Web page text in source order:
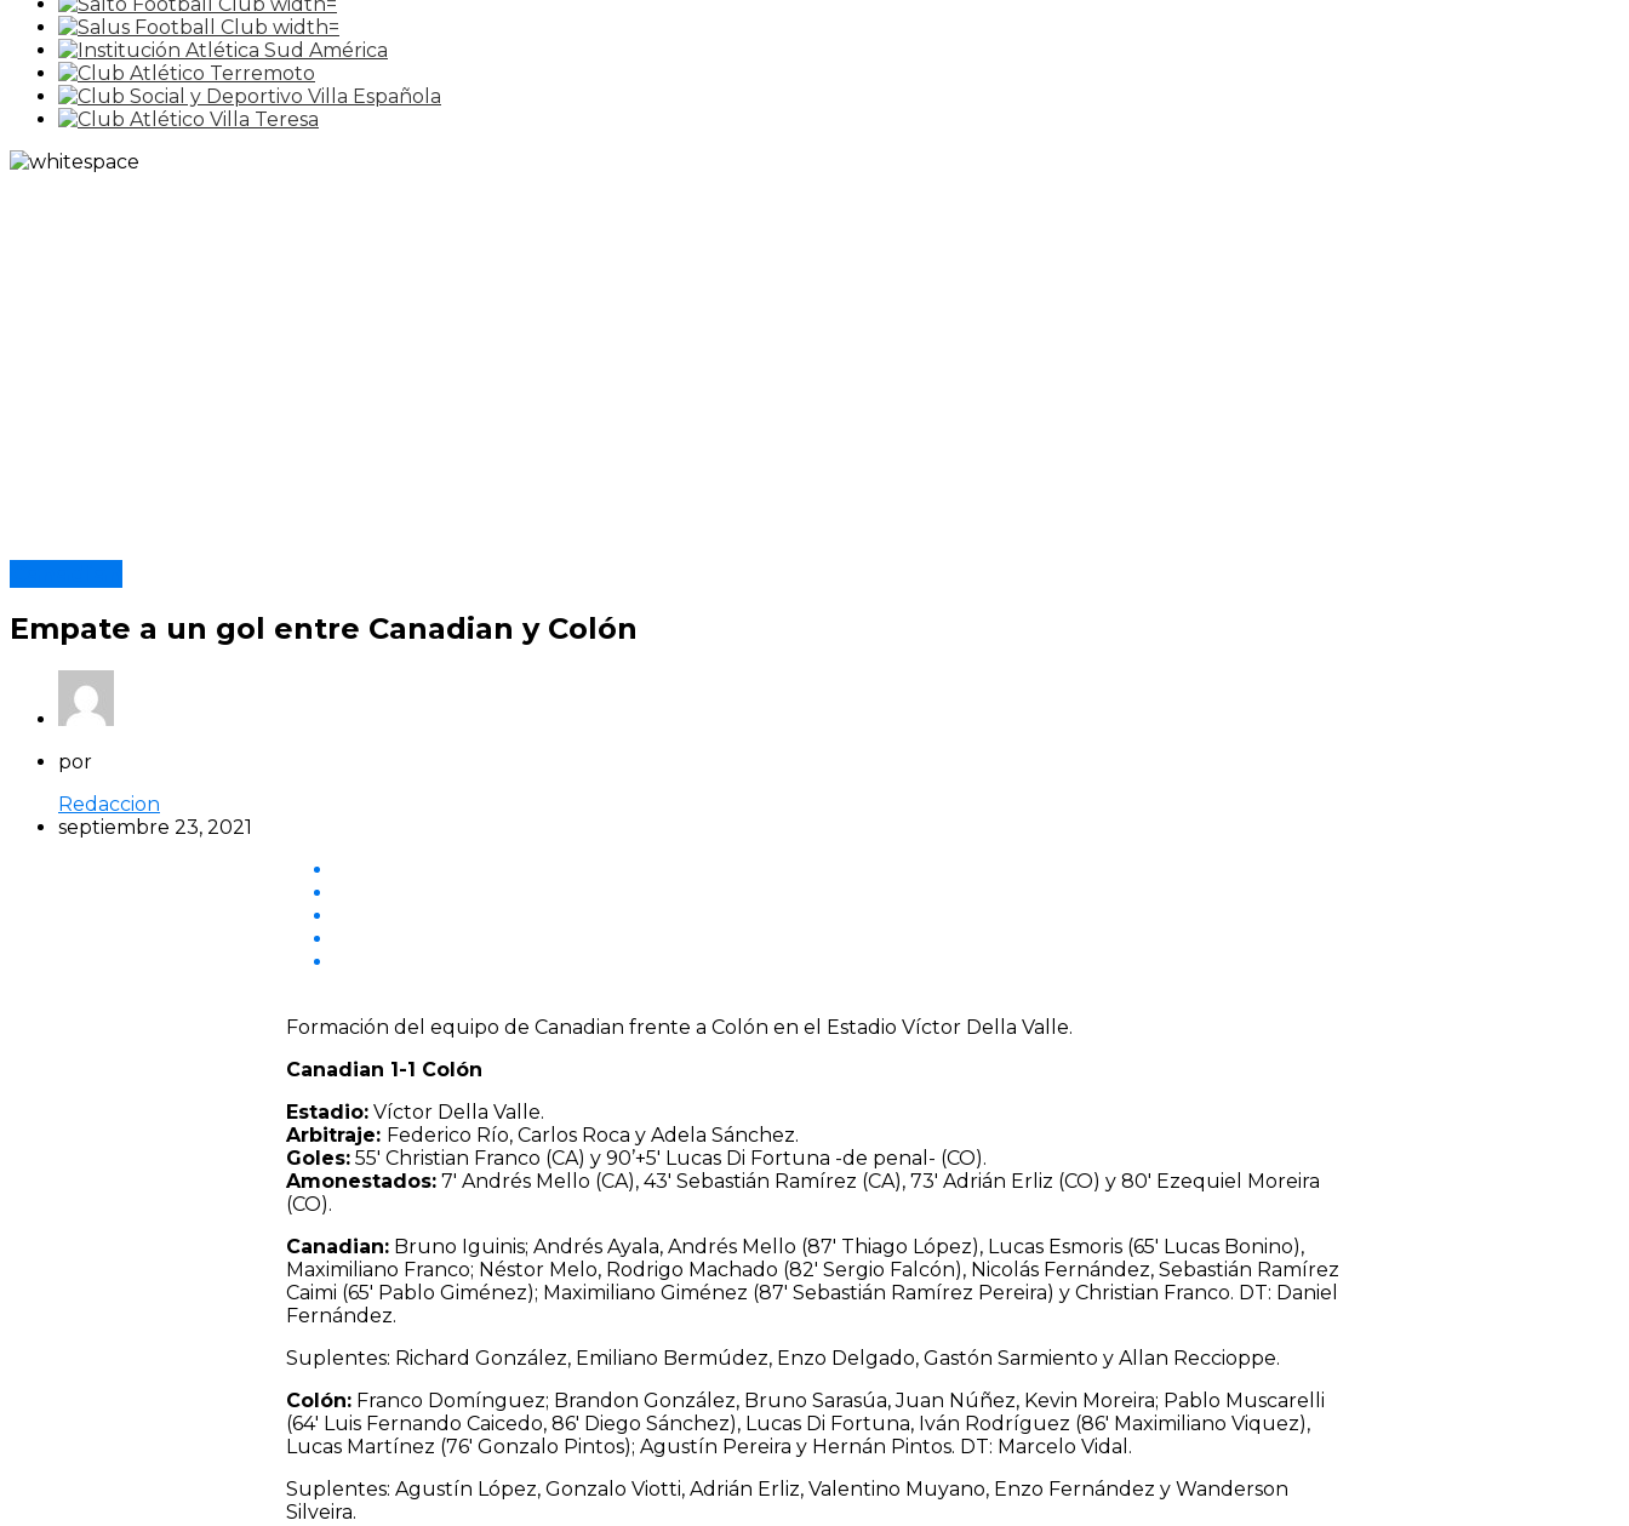
Empate a un gol entre Canadian y Colón
por
Redaccion
septiembre 23, 2021
Formación del equipo de Canadian frente a Colón en el Estadio Víctor Della Valle.
Canadian 1-1 Colón
Estadio: Víctor Della Valle.
Arbitraje: Federico Río, Carlos Roca y Adela Sánchez.
Goles: 55′ Christian Franco (CA) y 90’+5′ Lucas Di Fortuna -de penal- (CO).
Amonestados: 7′ Andrés Mello (CA), 43′ Sebastián Ramírez (CA), 73′ Adrián Erliz (CO) y 80′ Ezequiel Moreira
(CO).
Canadian: Bruno Iguinis; Andrés Ayala, Andrés Mello (87′ Thiago López), Lucas Esmoris (65′ Lucas Bonino),
Maximiliano Franco; Néstor Melo, Rodrigo Machado (82′ Sergio Falcón), Nicolás Fernández, Sebastián Ramírez
Caimi (65′ Pablo Giménez); Maximiliano Giménez (87′ Sebastián Ramírez Pereira) y Christian Franco. DT: Daniel
Fernández.
Suplentes: Richard González, Emiliano Bermúdez, Enzo Delgado, Gastón Sarmiento y Allan Reccioppe.
Colón: Franco Domínguez; Brandon González, Bruno Sarasúa, Juan Núñez, Kevin Moreira; Pablo Muscarelli
(64′ Luis Fernando Caicedo, 86′ Diego Sánchez), Lucas Di Fortuna, Iván Rodríguez (86′ Maximiliano Viquez),
Lucas Martínez (76′ Gonzalo Pintos); Agustín Pereira y Hernán Pintos. DT: Marcelo Vidal.
Suplentes: Agustín López, Gonzalo Viotti, Adrián Erliz, Valentino Muyano, Enzo Fernández y Wanderson
Silveira.